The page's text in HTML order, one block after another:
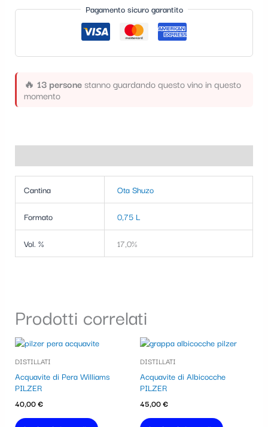
Pagamento sicuro garantito
🔥 13 personestanno guardando questo vino in questo
momento
Cantina Ota Shuzo
Formato 0,75 L
Vol. % 17,0%
Prodotti correlati
DISTILLATI
Acquavite di Pera Williams
PILZER
40,00€
DISTILLATI
Acquavite di Albicocche
PILZER
45,00€
o